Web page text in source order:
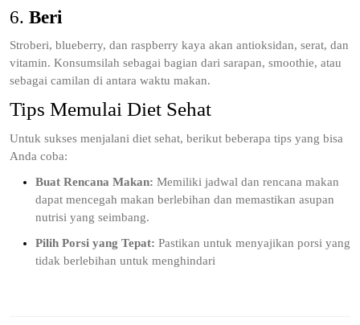
6. Beri
Stroberi, blueberry, dan raspberry kaya akan antioksidan, serat, dan
vitamin. Konsumsilah sebagai bagian dari sarapan, smoothie, atau
sebagai camilan di antara waktu makan.
Tips Memulai Diet Sehat
Untuk sukses menjalani diet sehat, berikut beberapa tips yang bisa
Anda coba:
Buat Rencana Makan: Memiliki jadwal dan rencana makan
dapat mencegah makan berlebihan dan memastikan asupan
nutrisi yang seimbang.
Pilih Porsi yang Tepat: Pastikan untuk menyajikan porsi yang
tidak berlebihan untuk menghindari